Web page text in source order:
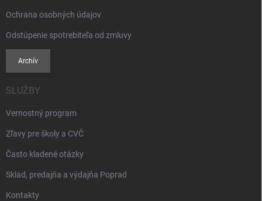
Ochrana osobných údajov
Odstúpenie spotrebiteľa od zmluvy
Archív
SLUŽBY
Vernostný program
Zľavy pre školy a CVČ
Často kladené otázky
Sklad, predajňa a výdajňa Poprad
Kontakty